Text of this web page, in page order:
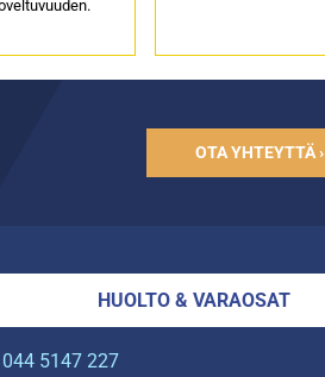
OTA YHTEYTTÄ ›
HUOLTO & VARAOSAT
044 5147 227